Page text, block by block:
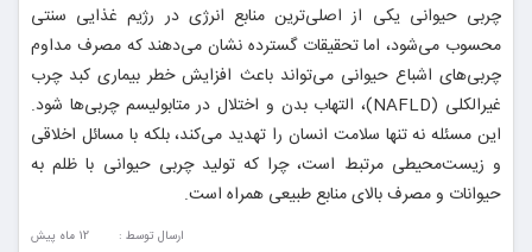
چربی حیوانی یکی از اصلی‌ترین منابع انرژی در رژیم غذایی سنتی
محسوب می‌شود، اما تحقیقات گسترده نشان می‌دهند که مصرف مداوم
چربی‌های اشباع حیوانی می‌تواند باعث افزایش خطر بیماری کبد چرب
غیرالکلی (NAFLD)، التهاب بدن و اختلال در متابولیسم چربی‌ها شود.
این مسئله نه تنها سلامت انسان را تهدید می‌کند، بلکه با مسائل اخلاقی
و زیست‌محیطی مرتبط است، چرا که تولید چربی حیوانی با ظلم به
حیوانات و مصرف بالای منابع طبیعی همراه است.
12 ماه پيش ارسال توسط :